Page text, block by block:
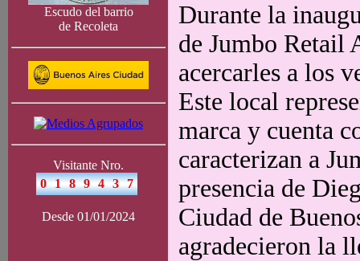
Escudo del barrio
de Recoleta
Visitante Nro.
Desde 01/01/2024
Durante la
de Jumbo Retail
acercarles a los
Este local
marca y cuenta
caracterizan a
presencia de
Ciudad de
agradecieron la